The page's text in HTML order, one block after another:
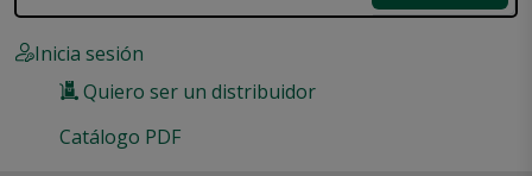
Inicia sesión
Quiero ser un distribuidor
Catálogo PDF